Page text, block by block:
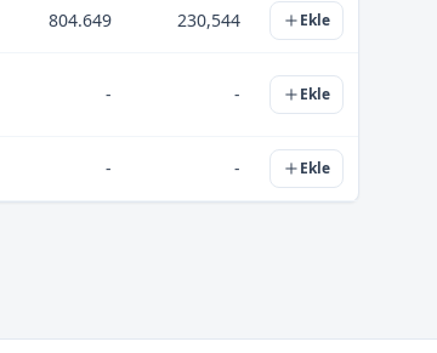
804.649 230,544 Ekle
- - Ekle
- - Ekle